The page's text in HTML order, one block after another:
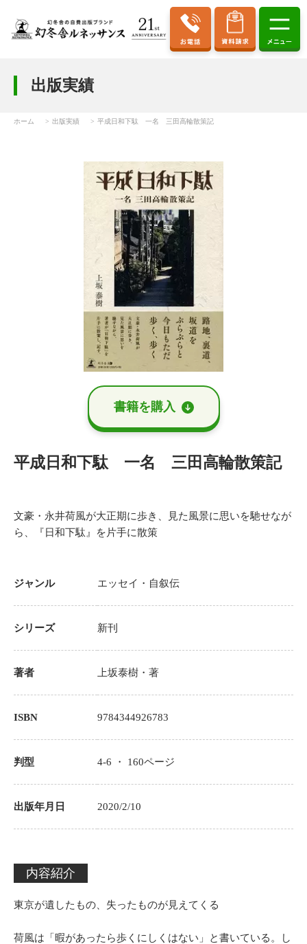
出版実績
ホーム 出版実績 平成日和下駄 一名 三田高輪散策記
書籍を購⼊
平成日和下駄 一名 三田高輪散策記
文豪・永井荷風が大正期に歩き、見た風景に思いを馳せなが
ら、『日和下駄』を片手に散策
ジャンル エッセイ・自叙伝
シリーズ 新刊
著者 上坂泰樹 ・著
ISBN 9784344926783
判型 4-6 ・ 160ページ
出版年月日 2020/2/10
内容紹介
東京が遺したもの、失ったものが見えてくる
荷風は「暇があったら歩くにしくはない」と書いている。し